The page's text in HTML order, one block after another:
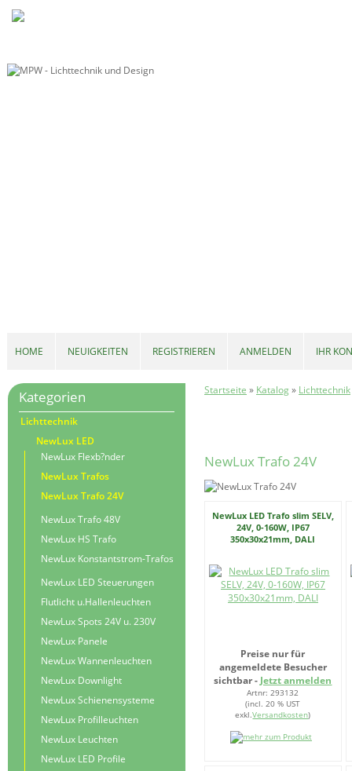
Startseite » Katalog» Lichttechnik
NewLux Trafo 24V
NewLux LED Trafo slim SELV,
24V, 0-160W, IP67
350x30x21mm, DALI
Preise nur für
angemeldete Besucher
sichtbar - Jetzt anmelden
Artnr: 293132
(incl. 20 % UST
exkl.Versandkosten)
Kategorien
Lichttechnik
NewLux LED
NewLux Flexb?nder
NewLux Trafos
NewLux Trafo 24V
NewLux Trafo 48V
NewLux HS Trafo
NewLux Konstantstrom-Trafos
NewLux LED Steuerungen
Flutlicht u.Hallenleuchten
NewLux Spots 24V u. 230V
NewLux Panele
NewLux Wannenleuchten
NewLux Downlight
NewLux Schienensysteme
NewLux Profilleuchten
NewLux Leuchten
NewLux LED Profile
HOME NEUIGKEITEN REGISTRIEREN ANMELDEN IHR